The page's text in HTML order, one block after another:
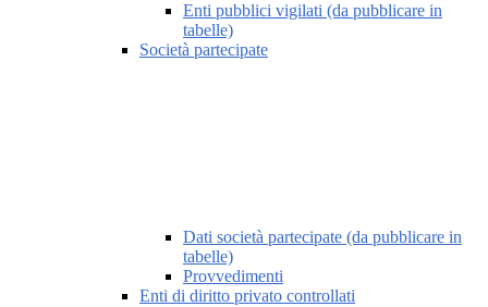
Enti pubblici vigilati (da pubblicare in
tabelle)
Società partecipate
Dati società partecipate (da pubblicare in
tabelle)
Provvedimenti
Enti di diritto privato controllati